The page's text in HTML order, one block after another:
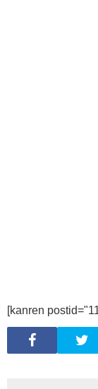
[kanren